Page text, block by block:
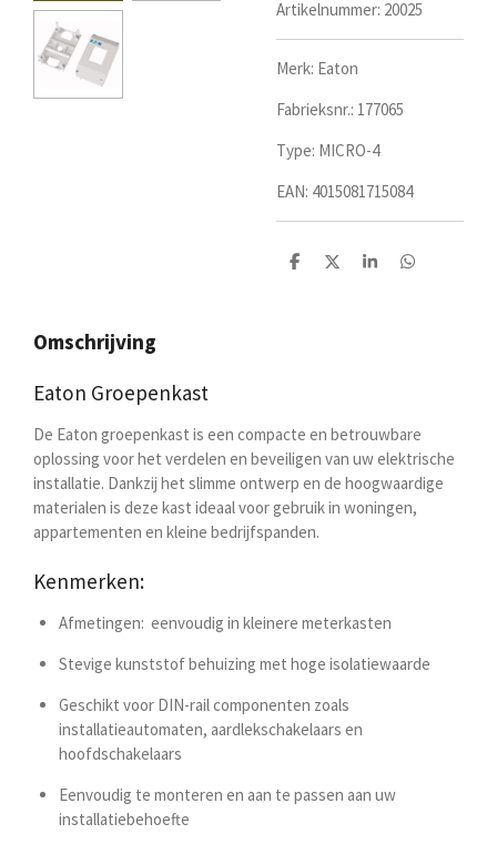
Artikelnummer: 20025
Merk: Eaton
Fabrieksnr.: 177065
Type: MICRO-4
EAN: 4015081715084
D
D
S
D
Omschrijving
Eaton Groepenkast
De Eaton groepenkast is een compacte en betrouwbare
oplossing voor het verdelen en beveiligen van uw elektrische
installatie. Dankzij het slimme ontwerp en de hoogwaardige
materialen is deze kast ideaal voor gebruik in woningen,
appartementen en kleine bedrijfspanden.
Kenmerken:
Afmetingen: eenvoudig in kleinere meterkasten
Stevige kunststof behuizing met hoge isolatiewaarde
Geschikt voor DIN-rail componenten zoals
installatieautomaten, aardlekschakelaars en
hoofdschakelaars
Eenvoudig te monteren en aan te passen aan uw
installatiebehoefte